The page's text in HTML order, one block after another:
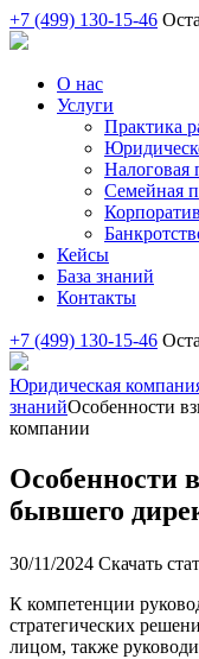
+7 (499) 130-15-46
О нас
Услуги
Практика
Налоговая
Семейная
Кейсы
База знаний
Контакты
+7 (499) 130-15-46
Юридическая
знанийОсобенности
компании
Особенности
бывшего
30/11/2024 Скачать
К компетенции
стратегических
лицом, также